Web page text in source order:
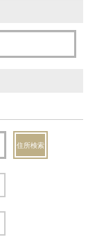
住所検索